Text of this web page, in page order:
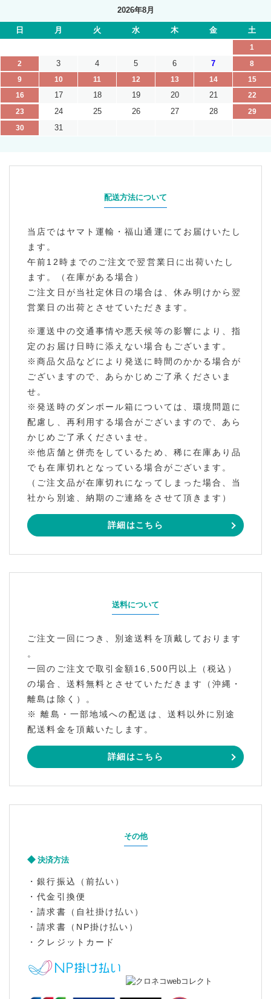
2026年8月
日 月 火 水 木 金 土
1
2
3 4 5 6 7
8
9
10 11 12 13 14
15
16
17 18 19 20 21
22
23
24 25 26 27 28
29
30
31
配送方法について
当店ではヤマト運輸・福山通運にてお届けいたし
ます。
午前12時までのご注文で翌営業日に出荷いたし
ます。（在庫がある場合）
ご注文日が当社定休日の場合は、休み明けから翌
営業日の出荷とさせていただきます。
※運送中の交通事情や悪天候等の影響により、指
定のお届け日時に添えない場合もございます。
※商品欠品などにより発送に時間のかかる場合が
ございますので、あらかじめご了承くださいま
せ。
※発送時のダンボール箱については、環境問題に
配慮し、再利用する場合がございますので、あら
かじめご了承くださいませ。
※他店舗と併売をしているため、稀に在庫あり品
でも在庫切れとなっている場合がございます。
（ご注文品が在庫切れになってしまった場合、当
社から別途、納期のご連絡をさせて頂きます）
詳細はこちら
送料について
ご注文一回につき、別途送料を頂戴しております
。
一回のご注文で取引金額16,500円以上（税込）
の場合、送料無料とさせていただきます（沖縄・
離島は除く）。
※ 離島・一部地域への配送は、送料以外に別途
配送料金を頂戴いたします。
詳細はこちら
その他
決済方法
・銀行振込（前払い）
・代金引換便
・請求書（自社掛け払い）
・請求書（NP掛け払い）
・クレジットカード